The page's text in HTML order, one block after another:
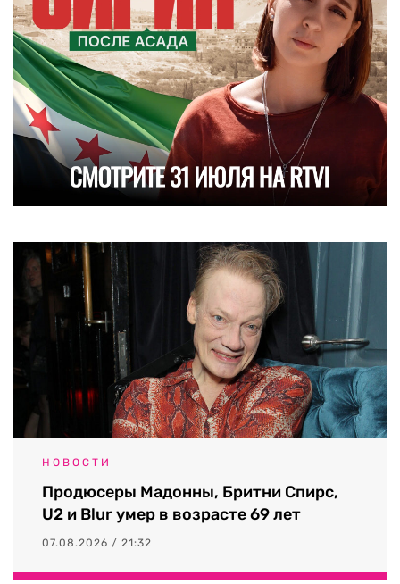
НОВОСТИ
Продюсеры Мадонны, Бритни Спирс,
U2 и Blur умер в возрасте 69 лет
07.08.2026 / 21:32